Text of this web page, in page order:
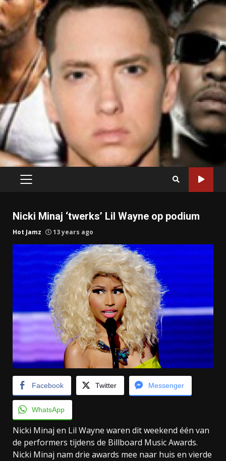
PRIMARY
Nicki Minaj ‘twerks’ Lil Wayne op podium
Hot Jamz 13 years ago
Facebook Twitter Messenger
WhatsApp
Nicki Minaj en Lil Wayne waren dit weekend één van
de performers tijdens de Billboard Music Awards.
Nicki Minaj nam drie awards mee naar huis en vierde